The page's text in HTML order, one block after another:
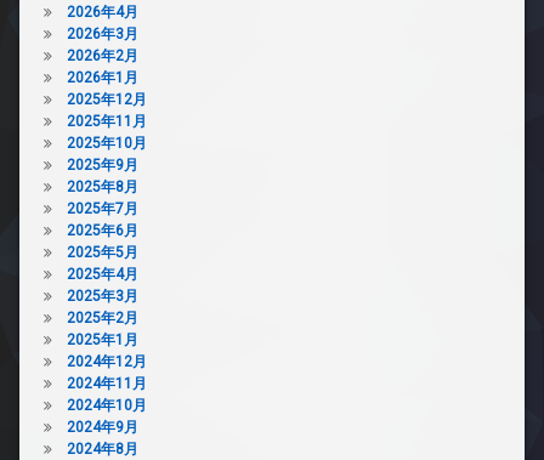
2026年4月
2026年3月
2026年2月
2026年1月
2025年12月
2025年11月
2025年10月
2025年9月
2025年8月
2025年7月
2025年6月
2025年5月
2025年4月
2025年3月
2025年2月
2025年1月
2024年12月
2024年11月
2024年10月
2024年9月
2024年8月